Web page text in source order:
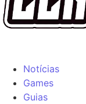
Notícias
Games
Guias